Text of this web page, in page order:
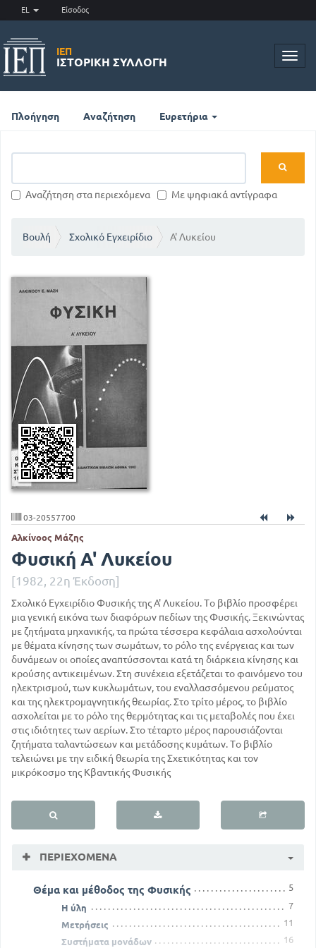
EL Είσοδος
ΙΕΠ
ΙΣΤΟΡΙΚΉ ΣΥΛΛΟΓΉ
Πλοήγηση Αναζήτηση Ευρετήρια
Αναζήτηση στα περιεχόμενα Με ψηφιακά αντίγραφα
Βουλή Σχολικό Εγχειρίδιο Α' Λυκείου
03-20557700
Αλκίνοος Μάζης
Φυσική Α' Λυκείου
[1982, 22η Έκδοση]
Σχολικό Εγχειρίδιο Φυσικής της Α' Λυκείου. Το βιβλίο προσφέρει
μια γενική εικόνα των διαφόρων πεδίων της Φυσικής. Ξεκινώντας
με ζητήματα μηχανικής, τα πρώτα τέσσερα κεφάλαια ασχολούνται
με θέματα κίνησης των σωμάτων, το ρόλο της ενέργειας και των
δυνάμεων οι οποίες αναπτύσσονται κατά τη διάρκεια κίνησης και
κρούσης αντικειμένων. Στη συνέχεια εξετάζεται το φαινόμενο του
ηλεκτρισμού, των κυκλωμάτων, του εναλλασσόμενου ρεύματος
και της ηλεκτρομαγνητικής θεωρίας. Στο τρίτο μέρος, το βιβλίο
ασχολείται με το ρόλο της θερμότητας και τις μεταβολές που έχει
στις ιδιότητες των αερίων. Στο τέταρτο μέρος παρουσιάζονται
ζητήματα ταλαντώσεων και μετάδοσης κυμάτων. Το βιβλίο
τελειώνει με την ειδική θεωρία της Σχετικότητας και τον
μικρόκοσμο της Κβαντικής Φυσικής
ΠΕΡΙΕΧΌΜΕΝΑ
Θέμα και μέθοδος της Φυσικής 5
Η ύλη
7
Μετρήσεις
11
Συστήματα μονάδων
16